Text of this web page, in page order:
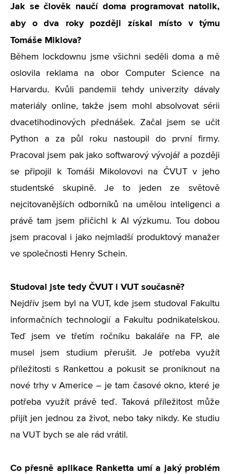
Jak se člověk naučí doma programovat natolik,
aby o dva roky později získal místo v týmu
Tomáše Miklova?
Během lockdownu jsme všichni seděli doma a mě
oslovila reklama na obor Computer Science na
Harvardu. Kvůli pandemii tehdy univerzity dávaly
materiály online, takže jsem mohl absolvovat sérii
dvacetihodinových přednášek. Začal jsem se učit
Python a za půl roku nastoupil do první firmy.
Pracoval jsem pak jako softwarový vývojář a později
se připojil k Tomáši Mikolovovi na ČVUT v jeho
studentské skupině. Je to jeden ze světově
nejcitovanějších odborníků na umělou inteligenci a
právě tam jsem přičichl k AI výzkumu. Tou dobou
jsem pracoval i jako nejmladší produktový manažer
ve společnosti Henry Schein.
Studoval jste tedy ČVUT i VUT současně?
Nejdřív jsem byl na VUT, kde jsem studoval Fakultu
informačních technologií a Fakultu podnikatelskou.
Teď jsem ve třetím ročníku bakaláře na FP, ale
musel jsem studium přerušit. Je potřeba využít
příležitosti s Rankettou a pokusit se proniknout na
nové trhy v Americe – je tam časové okno, které je
potřeba využít právě teď. Taková příležitost může
přijít jen jednou za život, nebo taky nikdy. Ke studiu
na VUT bych se ale rád vrátil.
Co přesně aplikace Ranketta umí a jaký problém